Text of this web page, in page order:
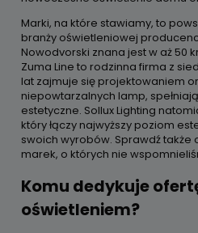
Marki, na które stawiamy, to
branży oświetleniowej
Nowodvorski znana jest w aż 50
Zuma Line to rodzinna firma z
lat zajmuje się projektowaniem
niepowtarzalnych lamp,
estetyczne. Sollux Lighting
który łączy najwyższy poziom
swoich wyrobów. Sprawdź także
marek, o których nie
Komu dedykuje
oświetleniem?